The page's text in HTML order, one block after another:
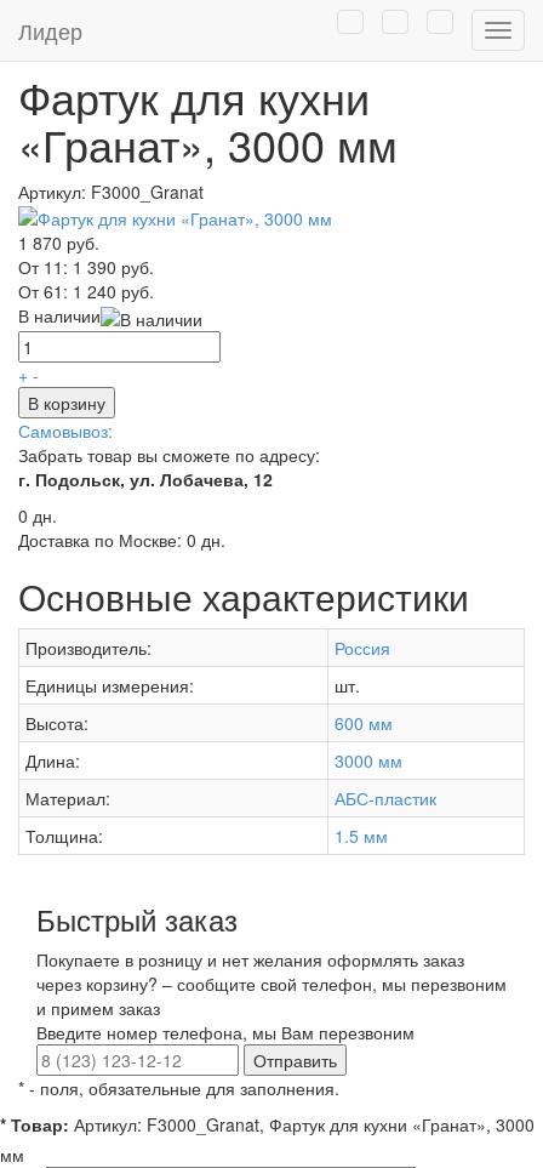
Лидер
Фартук-панель для
кухни
Фартук для кухни
«Гранат», 3000 мм
Артикул: F3000_Granat
1 870 руб.
От 11: 1 390 руб.
От 61: 1 240 руб.
В наличии
+ -
В корзину
Самовывоз:
Забрать товар вы сможете по адресу:
г. Подольск, ул. Лобачева, 12
0 дн.
Доставка по Москве: 0 дн.
Основные характеристики
Производитель:
Россия
Единицы измерения:
шт.
Высота:
600 мм
Длина:
3000 мм
Материал:
АБС-пластик
Толщина:
1.5 мм
Быстрый заказ
Покупаете в розницу и нет желания оформлять заказ
через корзину? – сообщите свой телефон, мы перезвоним
и примем заказ
Введите номер телефона, мы Вам перезвоним
Отправить
* - поля, обязательные для заполнения.
* Товар: Артикул: F3000_Granat, Фартук для кухни «Гранат», 3000
мм